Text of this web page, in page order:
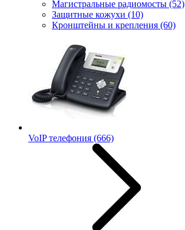
Магистральные радиомосты (52)
Защитные кожухи (10)
Кронштейны и крепления (60)
VoIP телефония (666)